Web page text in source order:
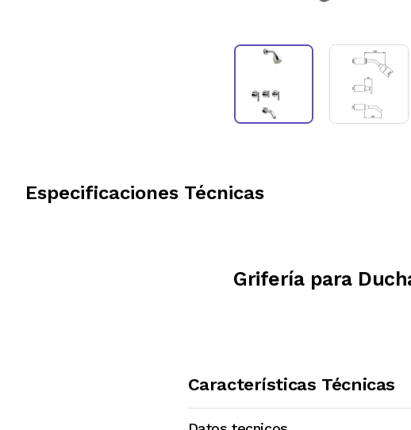
Especificaciones Técnicas
Grifería para
Características Técnicas